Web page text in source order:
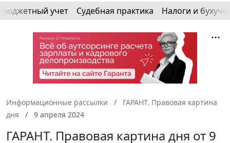
Бюджетный учет Судебная практика Налоги и
Информационные рассылки
ГАРАНТ. Правовая картина
дня
9 апреля 2024
ГАРАНТ. Правовая картина дня от 9